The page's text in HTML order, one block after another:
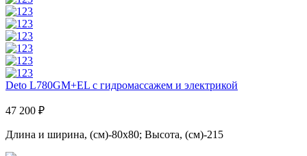
Deto L780GM+EL с гидромассажем и электрикой
47 200 ₽
Длина и ширина, (см)-80x80; Высота, (см)-215